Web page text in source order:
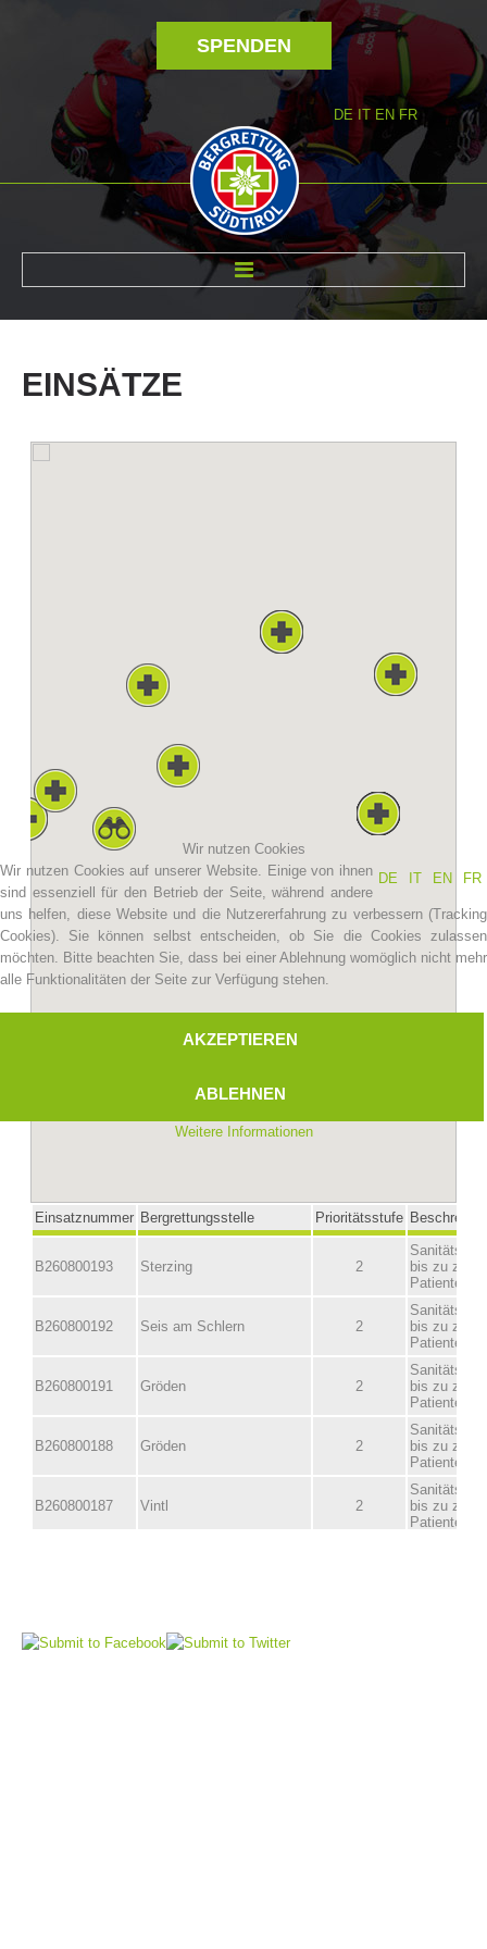
SPENDEN
DE IT EN FR
Vereinsgeschichte
EINSÄTZE
Wir nutzen Cookies
DE
IT EN FR
Wir nutzen Cookies auf unserer Website. Einige von ihnen
sind essenziell für den Betrieb der Seite, während andere
uns helfen, diese Website und die Nutzererfahrung zu verbessern (Tracking
Cookies). Sie können selbst entscheiden, ob Sie die Cookies zulassen
möchten. Bitte beachten Sie, dass bei einer Ablehnung womöglich nicht mehr
alle Funktionalitäten der Seite zur Verfügung stehen.
AKZEPTIEREN
ABLEHNEN
Weitere Informationen